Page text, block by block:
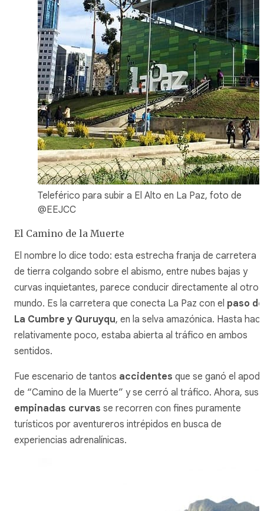
Teleférico para subir a El Alto en La Paz, foto de
@EEJCC
El Camino de la Muerte
El nombre lo dice todo: esta estrecha franja de carretera
de tierra colgando sobre el abismo, entre nubes bajas y
curvas inquietantes, parece conducir directamente al otro
mundo. Es la carretera que conecta La Paz con el paso de
La Cumbre y Quruyqu, en la selva amazónica. Hasta
relativamente poco, estaba abierta al tráfico en ambos
sentidos.
Fue escenario de tantos accidentes que se ganó el
de “Camino de la Muerte” y se cerró al tráfico. Ahora, sus
empinadas curvas se recorren con fines puramente
turísticos por aventureros intrépidos en busca de
experiencias adrenalínicas.